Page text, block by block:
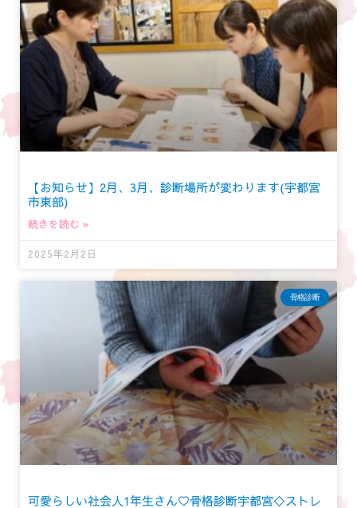
【お知らせ】2月、3月、診断場所が変わります(宇都宮
市東部)
続きを読む »
2025年2月2日
骨格診断
可愛らしい社会人1年生さん♡骨格診断宇都宮◇ストレ